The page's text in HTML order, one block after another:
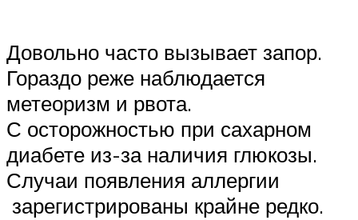
Довольно часто вызывает запор.
Гораздо реже наблюдается
метеоризм и рвота.
С осторожностью при сахарном
диабете из-за наличия глюкозы.
Случаи появления аллергии
зарегистрированы крайне редко.